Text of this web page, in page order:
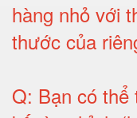
hàng nhỏ với
thước của
Q: Bạn có